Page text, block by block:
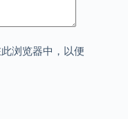
浏览器中，以便